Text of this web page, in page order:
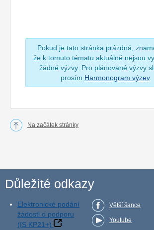
Pokud je tato stránka prázdná,
že k tomuto tématu aktuálně nejsou
žádné výzvy. Pro plánované výzvy
prosím Harmonogram výzev.
Na začátek stránky
Důležité odkazy
Elektronické podání
žádosti o podporu
(IS KP21+)
Větší šance
Youtube